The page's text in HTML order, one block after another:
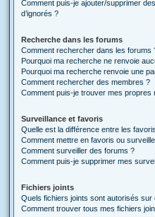
Comment puis-je ajouter/supprimer
d’ignorés ?
Recherche dans les forums
Comment rechercher dans les forums
Pourquoi ma recherche ne renvoie
Pourquoi ma recherche renvoie une
Comment rechercher des membres ?
Comment puis-je trouver mes propres
Surveillance et favoris
Quelle est la différence entre les
Comment mettre en favoris ou
Comment surveiller des forums ?
Comment puis-je supprimer mes
Fichiers joints
Quels fichiers joints sont autorisés sur
Comment trouver tous mes fichiers